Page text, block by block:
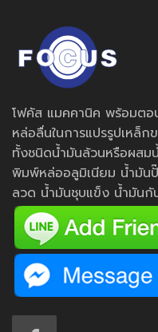
โฟคัส แมคคานิค พร้อมต
หล่อลื่นในการแปรรูปเหล็
ทั้งชนิดน้ำมันล้วนหรือผสม
พิมพ์หล่ออลูมิเนียม น้ำมัน
ลวด น้ำมันชุบแข็ง น้ำมัน